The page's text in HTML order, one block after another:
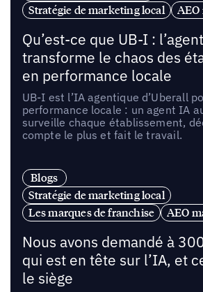
Stratégie de marketing local
Qu’est-ce que UB-I :
transforme le chaos des
en performance locale
UB-I est l’IA agentique d’Uberall
performance locale : un agent IA
surveille chaque établissement,
compte le plus et fait le travail.
Blogs
Stratégie de marketing local
Les marques de franchise
AEO
Nous avons demandé à
qui est en tête sur l’IA, et
le siège